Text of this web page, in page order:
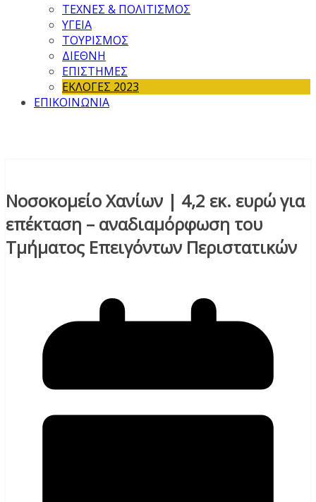
ΤΕΧΝΕΣ & ΠΟΛΙΤΙΣΜΟΣ
ΥΓΕΙΑ
ΤΟΥΡΙΣΜΟΣ
ΔΙΕΘΝΗ
ΕΠΙΣΤΗΜΕΣ
ΕΚΛΟΓΕΣ 2023
ΕΠΙΚΟΙΝΩΝΙΑ
Νοσοκομείο Χανίων | 4,2 εκ. ευρώ για
επέκταση – αναδιαμόρφωση του
Τμήματος Επειγόντων Περιστατικών